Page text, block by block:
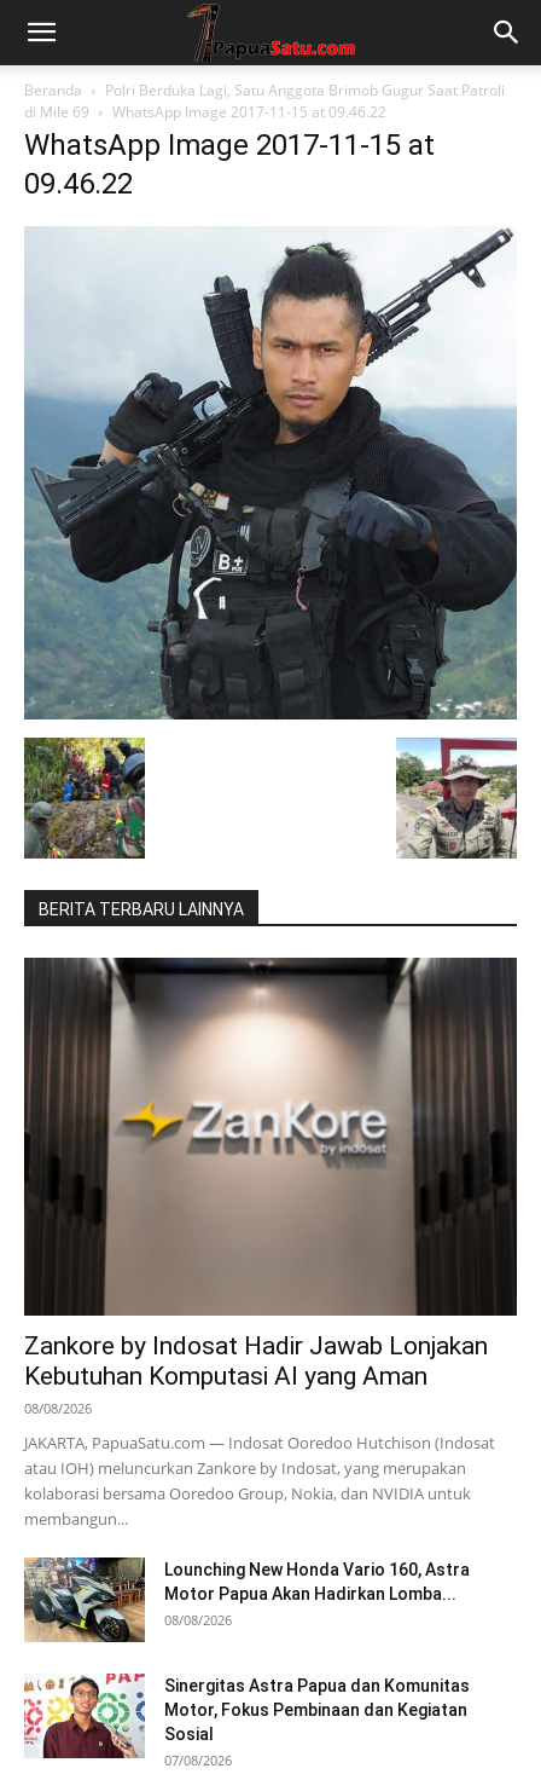
Beranda
Polri Berduka Lagi, Satu Anggota Brimob Gugur Saat Patroli
di Mile 69
WhatsApp Image 2017-11-15 at 09.46.22
WhatsApp Image 2017-11-15 at
09.46.22
BERITA TERBARU LAINNYA
Zankore by Indosat Hadir Jawab Lonjakan
Kebutuhan Komputasi AI yang Aman
08/08/2026
JAKARTA, PapuaSatu.com — Indosat Ooredoo Hutchison (Indosat
atau IOH) meluncurkan Zankore by Indosat, yang merupakan
kolaborasi bersama Ooredoo Group, Nokia, dan NVIDIA untuk
membangun...
Lounching New Honda Vario 160, Astra
Motor Papua Akan Hadirkan Lomba...
08/08/2026
Sinergitas Astra Papua dan Komunitas
Motor, Fokus Pembinaan dan Kegiatan
Sosial
07/08/2026